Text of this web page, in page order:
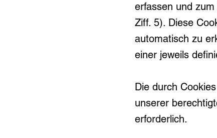
erfassen und
Ziff. 5). Diese
automatisch zu
einer jeweils
Die durch
unserer
erforderlich.